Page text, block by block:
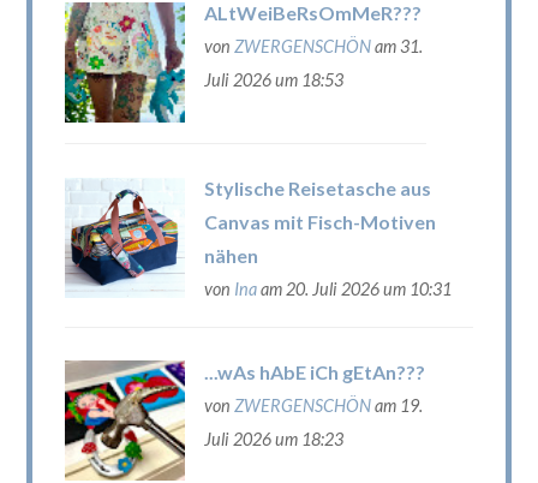
ALtWeiBeRsOmMeR???
von ZWERGENSCHÖNam 31.
Juli 2026 um 18:53
Stylische Reisetasche aus
Canvas mit Fisch-Motiven
nähen
von Inaam 20. Juli 2026 um 10:31
...wAs hAbE iCh gEtAn???
von ZWERGENSCHÖNam 19.
Juli 2026 um 18:23